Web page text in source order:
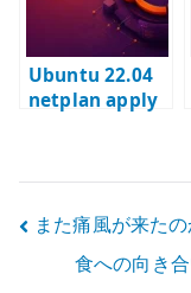
Ubuntu 22.04
netplan apply
ない環境での考
投また痛風が来た
食への向き